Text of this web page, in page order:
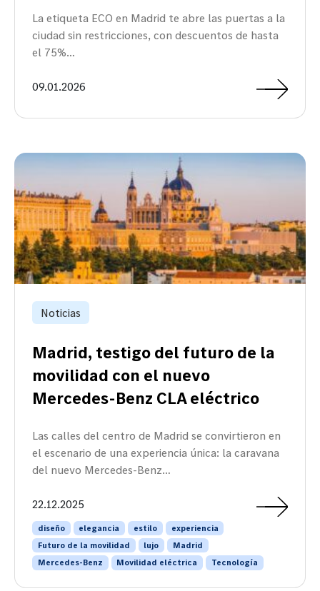
La etiqueta ECO en Madrid te abre las puertas a la
ciudad sin restricciones, con descuentos de hasta
el 75%…
09.01.2026
Noticias
Madrid, testigo del futuro de la
movilidad con el nuevo
Mercedes-Benz CLA eléctrico
Las calles del centro de Madrid se convirtieron en
el escenario de una experiencia única: la caravana
del nuevo Mercedes-Benz…
22.12.2025
diseño elegancia estilo
experiencia
Futuro de la movilidad
lujo
Madrid
Mercedes-Benz
Movilidad eléctrica Tecnología